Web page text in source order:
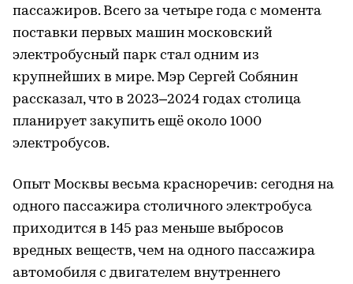
пассажиров. Всего за четыре года с момента
поставки первых машин московский
электробусный парк стал одним из
крупнейших в мире. Мэр Сергей Собянин
рассказал, что в 2023–2024 годах столица
планирует закупить ещё около 1000
электробусов.
Опыт Москвы весьма красноречив: сегодня на
одного пассажира столичного электробуса
приходится в 145 раз меньше выбросов
вредных веществ, чем на одного пассажира
автомобиля с двигателем внутреннего